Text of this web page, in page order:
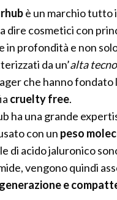
è un marchio tutto
dire cosmetici con
in profondità e non
da un’alta
che hanno fondato
cruelty free.
ha una grande
con un peso
di acido jaluronico
vengono quindi
e